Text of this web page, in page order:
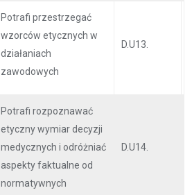
Potrafi przestrzegać
wzorców etycznych w
działaniach
zawodowych
D.U13.
Potrafi rozpoznawać
etyczny wymiar decyzji
medycznych i odróżniać
aspekty faktualne od
normatywnych
D.U14.